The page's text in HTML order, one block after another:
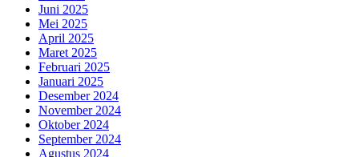
Juni 2025
Mei 2025
April 2025
Maret 2025
Februari 2025
Januari 2025
Desember 2024
November 2024
Oktober 2024
September 2024
Agustus 2024